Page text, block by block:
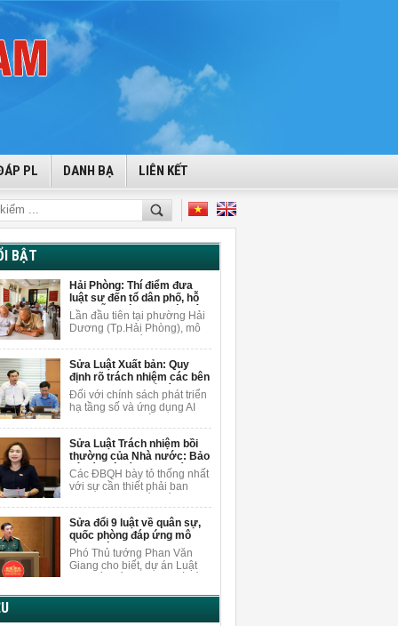
PL DANH BẠ LIÊN KẾT
BẬT
Hải Phòng: Thí điểm đưa
luật sư đến tổ dân phố, hỗ
trợ miễn phí cho người dân
Lần đầu tiên tại phường Hải
Dương (Tp.Hải Phòng), mô
gắn với tư vấn pháp lý miễn
phí được triển khai ngay tại
tổ dân phố để giải đáp
vướng mắc pháp lý cho
người dân.
Sửa Luật Xuất bản: Quy
định rõ trách nhiệm các bên
khi sử dụng AI để sáng tạo
nội dung
Đối với chính sách phát triển
hạ tầng số và ứng dụng AI
Vương Quốc Thắng cho rằng
cần nghiên cứu, bổ sung các
quy định cụ thể hơn về việc
bảo vệ quyền trong môi
trường AI.
Sửa Luật Trách nhiệm bồi
thường của Nhà nước: Bảo
vệ cán bộ dám nghĩ, dám
làm vì lợi ích chung
Các ĐBQH bày tỏ thống nhất
với sự cần thiết phải ban
một số điều của Luật Trách
nhiệm bồi thường của Nhà
nước.
Sửa đổi 9 luật về quân sự,
quốc phòng đáp ứng mô
hình chính quyền 2 cấp
Phó Thủ tướng Phan Văn
Giang cho biết, dự án Luật